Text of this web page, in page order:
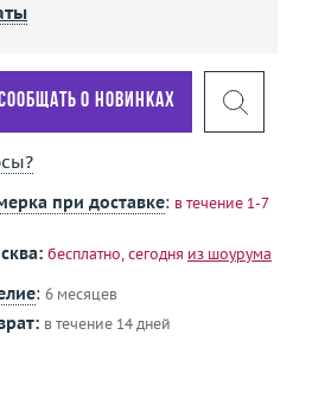
о новинках
при доставке: в течение 1-7
бесплатно, сегодня из шоурума
: 6 месяцев
в течение 14 дней